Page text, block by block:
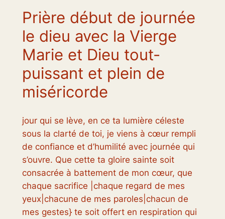
Prière début de journée
le dieu avec la Vierge
Marie et Dieu tout-
puissant et plein de
miséricorde
jour qui se lève, en ce ta lumière céleste
sous la clarté de toi, je viens à cœur rempli
de confiance et d’humilité avec journée qui
s’ouvre. Que cette ta gloire sainte soit
consacrée à battement de mon cœur, que
chaque sacrifice |chaque regard de mes
yeux|chacune de mes paroles|chacun de
mes gestes} te soit offert en respiration qui